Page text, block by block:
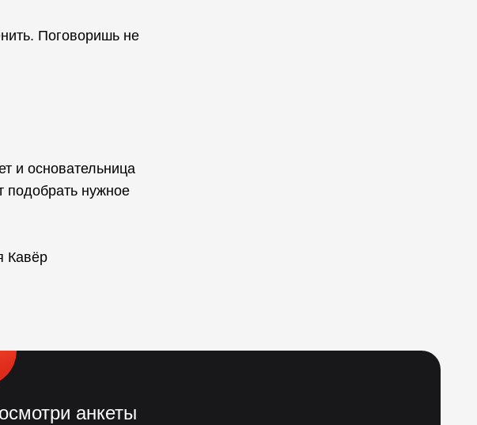
Поговоришь не
и основательница
подобрать нужное
Кавёр
анкеты